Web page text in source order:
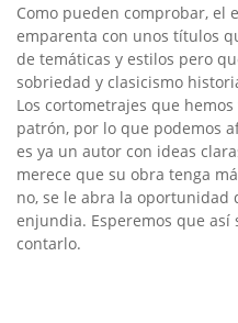
Como pueden comprobar, el
emparenta con unos títulos
de temáticas y estilos pero
sobriedad y clasicismo
Los cortometrajes que
patrón, por lo que podemos
es ya un autor con ideas
merece que su obra tenga
no, se le abra la oportunidad
enjundia. Esperemos que así
contarlo.